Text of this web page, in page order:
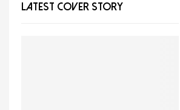
LATEST COVER STORY